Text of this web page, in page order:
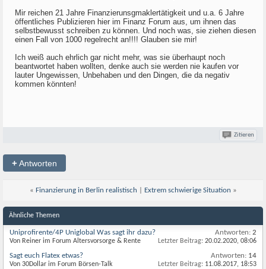
Mir reichen 21 Jahre Finanzierunsgmaklertätigkeit und u.a. 6 Jahre
öffentliches Publizieren hier im Finanz Forum aus, um ihnen das
selbstbewusst schreiben zu können. Und noch was, sie ziehen diesen
einen Fall von 1000 regelrecht an!!!! Glauben sie mir!
Ich weiß auch ehrlich gar nicht mehr, was sie überhaupt noch
beantwortet haben wollten, denke auch sie werden nie kaufen vor
lauter Ungewissen, Unbehaben und den Dingen, die da negativ
kommen könnten!
Zitieren
+Antworten
« Finanzierung in Berlin realistisch Extrem schwierige Situation »
Ähnliche Themen
Uniprofirente/4P Uniglobal Was sagt ihr dazu?
Von Reiner im Forum Altersvorsorge & Rente
Antworten: 2
Letzter Beitrag: 20.02.2020, 08:06
Sagt euch Flatex etwas?
Von 30Dollar im Forum Börsen-Talk
Antworten: 14
Letzter Beitrag: 11.08.2017, 18:53